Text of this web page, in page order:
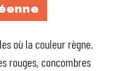
où la couleur règne.
rouges, concombres